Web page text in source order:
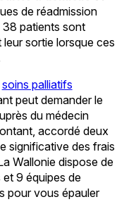
de réadmission
patients sont
sortie lorsque ces
soins palliatifs
peut demander le
du médecin
accordé deux
significative des frais
Wallonie dispose de
9 équipes de
pour vous épauler